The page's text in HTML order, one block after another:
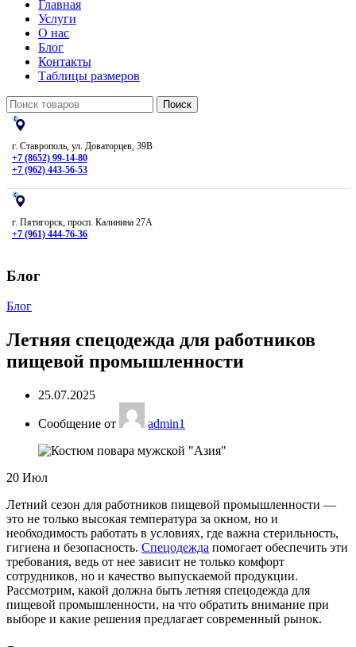
Главная
Услуги
О нас
Блог
Контакты
Таблицы размеров
Поиск
г. Ставрополь, ул. Доваторцев, 39В
+7 (8652) 99-14-80
+7 (962) 443-56-53
г. Пятигорск, просп. Калинина 27А
+7 (961) 444-76-36
Блог
Блог
Летняя спецодежда для работников
пищевой промышленности
25.07.2025
Сообщение от admin1
20 Июл
Летний сезон для работников пищевой промышленности —
это не только высокая температура за окном, но и
необходимость работать в условиях, где важна стерильность,
гигиена и безопасность. Спецодежда помогает обеспечить эти
требования, ведь от нее зависит не только комфорт
сотрудников, но и качество выпускаемой продукции.
Рассмотрим, какой должна быть летняя спецодежда для
пищевой промышленности, на что обратить внимание при
выборе и какие решения предлагает современный рынок.